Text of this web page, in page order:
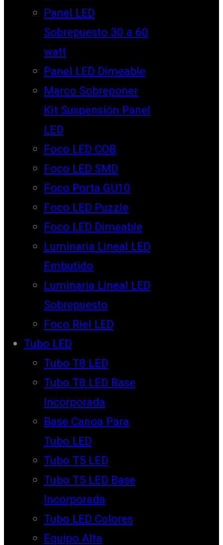
Panel LED
Sobrepuesto 30 a 60
watt
Panel LED Dimeable
Marco Sobreponer
Kit Suspensión Panel
LED
Foco LED COB
Foco LED SMD
Foco Porta GU10
Foco LED Puzzle
Foco LED Dimeable
Luminaria Lineal LED
Embutido
Luminaria Lineal LED
Sobrepuesto
Foco Riel LED
Tubo LED
Tubo T8 LED
Tubo T8 LED Base
Incorporada
Base Canoa Para
Tubo LED
Tubo T5 LED
Tubo T5 LED Base
Incorporada
Tubo LED Colores
Equipo Alta